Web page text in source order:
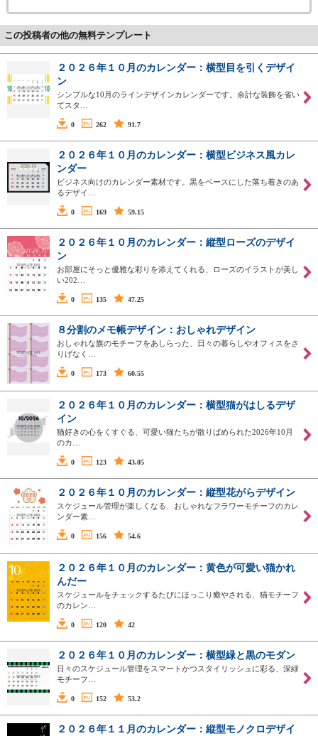
この投稿者の他の無料テンプレート
２０２６年１０月のカレンダー：横型目を引くデザイ
ン
シンプルな10月のラインデザインカレンダーです。余計な装飾を省い
てスタ…
0 262 91.7
２０２６年１０月のカレンダー：横型ビジネス風カレ
ンダー
ビジネス向けのカレンダー素材です。黒をベースにした落ち着きのあ
るデザイ…
0 169 59.15
２０２６年１０月のカレンダー：縦型ローズのデザイ
ン
お部屋にそっと優雅な彩りを添えてくれる、ローズのイラストが美し
い202…
0 135 47.25
８分割のメモ帳デザイン：おしゃれデザイン
おしゃれな旗のモチーフをあしらった、日々の暮らしやオフィスをさ
りげなく…
0 173 60.55
２０２６年１０月のカレンダー：横型猫がはしるデザ
イン
猫好きの心をくすぐる、可愛い猫たちが散りばめられた2026年10月
のカ…
0 123 43.05
２０２６年１０月のカレンダー：縦型花がらデザイン
スケジュール管理が楽しくなる、おしゃれなフラワーモチーフのカレ
ンダー素…
0 156 54.6
２０２６年１０月のカレンダー：黄色が可愛い猫かれ
んだー
スケジュールをチェックするたびにほっこり癒やされる、猫モチーフ
のカレン…
0 120 42
２０２６年１０月のカレンダー：横型緑と黒のモダン
日々のスケジュール管理をスマートかつスタイリッシュに彩る、深緑
モチーフ…
0 152 53.2
２０２６年１１月のカレンダー：縦型モノクロデザイ